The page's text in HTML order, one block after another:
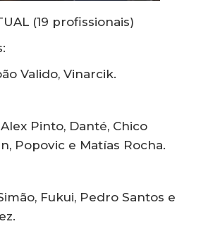
(19 profissionais)
Valido, Vinarcik.
Pinto, Danté, Chico
Popovic e Matías Rocha.
Fukui, Pedro Santos e